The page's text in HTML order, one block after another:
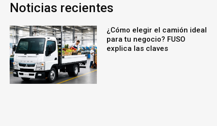
Noticias recientes
¿Cómo elegir el camión ideal
para tu negocio? FUSO
explica las claves